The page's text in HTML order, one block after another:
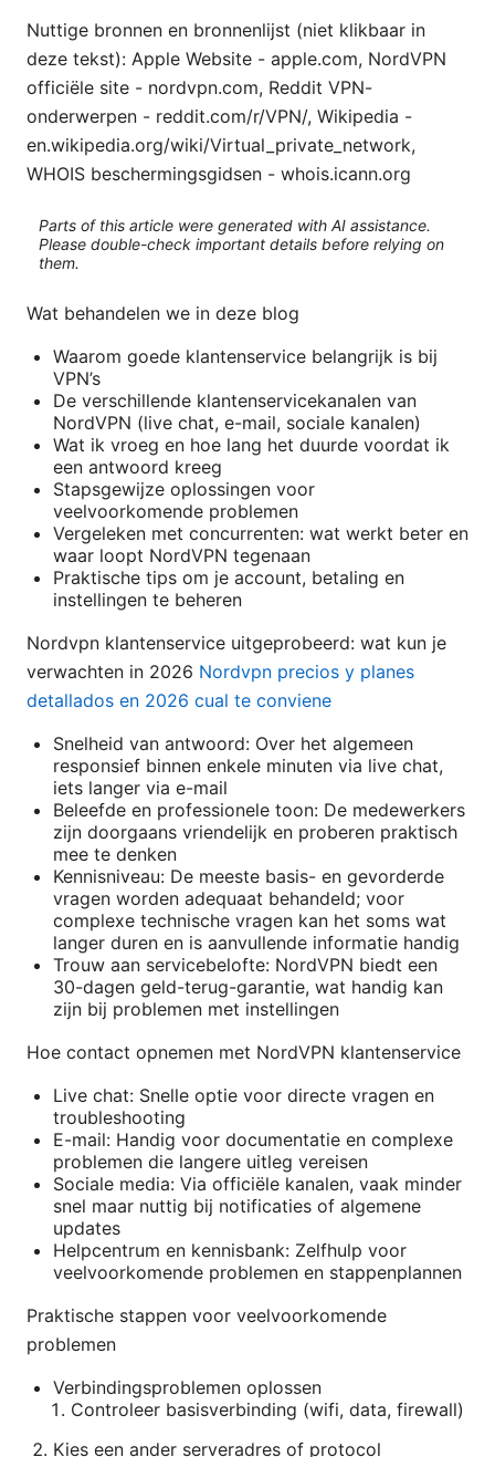
Nuttige bronnen en bronnenlijst (niet klikbaar in
deze tekst): Apple Website - apple.com, NordVPN
officiële site - nordvpn.com, Reddit VPN-
onderwerpen - reddit.com/r/VPN/, Wikipedia -
en.wikipedia.org/wiki/Virtual_private_network,
WHOIS beschermingsgidsen - whois.icann.org
Parts of this article were generated with AI assistance.
Please double-check important details before relying on
them.
Wat behandelen we in deze blog
Waarom goede klantenservice belangrijk is bij
VPN’s
De verschillende klantenservicekanalen van
NordVPN (live chat, e-mail, sociale kanalen)
Wat ik vroeg en hoe lang het duurde voordat ik
een antwoord kreeg
Stapsgewijze oplossingen voor
veelvoorkomende problemen
Vergeleken met concurrenten: wat werkt beter en
waar loopt NordVPN tegenaan
Praktische tips om je account, betaling en
instellingen te beheren
Nordvpn klantenservice uitgeprobeerd: wat kun je
verwachten in 2026 Nordvpn precios y planes
detallados en 2026 cual te conviene
Snelheid van antwoord: Over het algemeen
responsief binnen enkele minuten via live chat,
iets langer via e-mail
Beleefde en professionele toon: De medewerkers
zijn doorgaans vriendelijk en proberen praktisch
mee te denken
Kennisniveau: De meeste basis- en gevorderde
vragen worden adequaat behandeld; voor
complexe technische vragen kan het soms wat
langer duren en is aanvullende informatie handig
Trouw aan servicebelofte: NordVPN biedt een
30-dagen geld-terug-garantie, wat handig kan
zijn bij problemen met instellingen
Hoe contact opnemen met NordVPN klantenservice
Live chat: Snelle optie voor directe vragen en
troubleshooting
E-mail: Handig voor documentatie en complexe
problemen die langere uitleg vereisen
Sociale media: Via officiële kanalen, vaak minder
snel maar nuttig bij notificaties of algemene
updates
Helpcentrum en kennisbank: Zelfhulp voor
veelvoorkomende problemen en stappenplannen
Praktische stappen voor veelvoorkomende
problemen
Verbindingsproblemen oplossen
Controleer basisverbinding (wifi, data, firewall)
Kies een ander serveradres of protocol